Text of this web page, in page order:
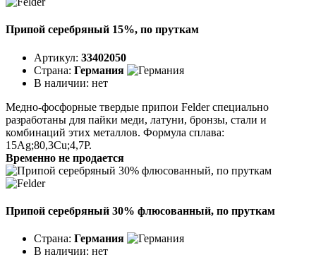
Припой серебряный 15%, по пруткам
Артикул: 33402050
Страна: Германия
В наличии: нет
Медно-фосфорные твердые припои Felder специально
разработаны для пайки меди, латуни, бронзы, стали и
комбинаций этих металлов. Формула сплава:
15Ag;80,3Cu;4,7P.
Временно не продается
Припой серебряный 30% флюсованный, по пруткам
Страна: Германия
В наличии: нет